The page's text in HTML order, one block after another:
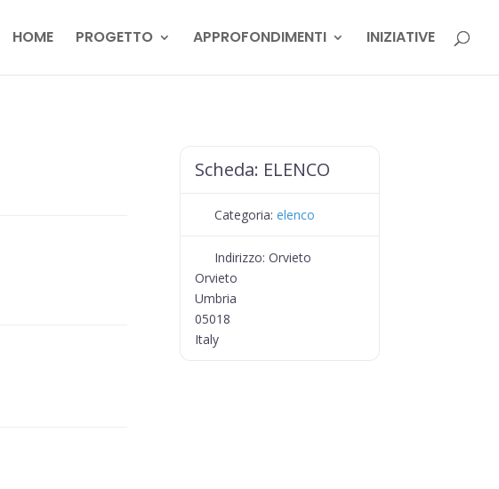
HOME PROGETTO APPROFONDIMENTI INIZIATIVE
Scheda: ELENCO
Categoria: elenco
Indirizzo: Orvieto
Orvieto
Umbria
05018
Italy